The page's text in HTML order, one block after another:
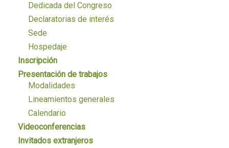
Dedicada del Congreso
Declaratorias de interés
Sede
Hospedaje
Inscripción
Presentación de trabajos
Modalidades
Lineamientos generales
Calendario
Videoconferencias
Invitados extranjeros